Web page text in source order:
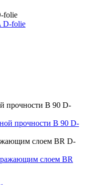
folie
прочности B 90 D-
слоем BR D-